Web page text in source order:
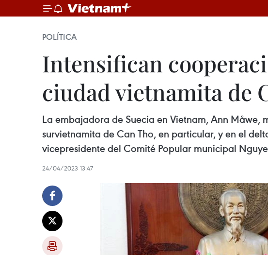
POLÍTICA
Intensifican
ciudad vietnamita de
La embajadora de Suecia en Vietnam, Ann Måwe,
survietnamita de Can Tho, en particular, y en el
vicepresidente del Comité Popular municipal
24/04/2023 13:47